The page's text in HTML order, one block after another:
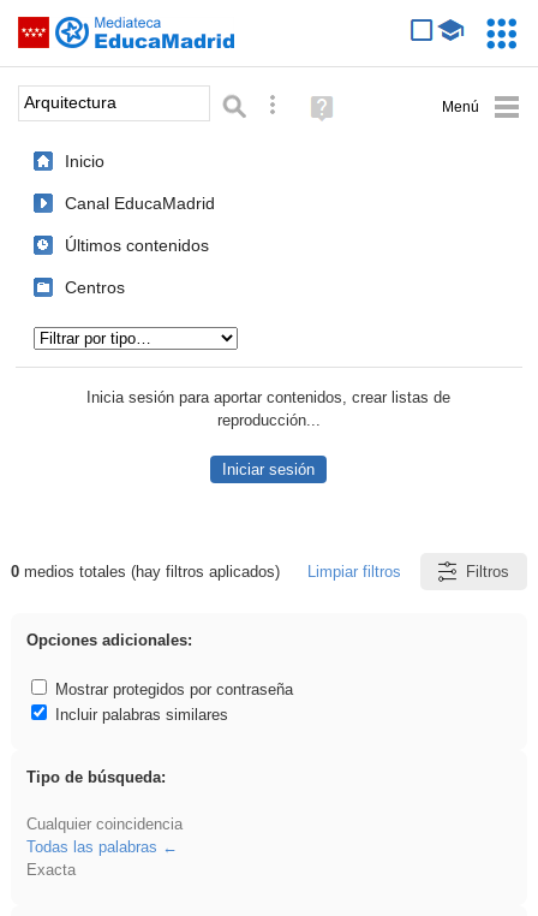
Saltar navegación
Palabra o frase: Búsqueda avanzada
Ayuda
(en
Inicio
Canal EducaMadrid
Últimos contenidos
Centros
Inicia sesión para aportar contenidos, crear listas de
reproducción...
Iniciar sesión
Resultados de: Arquitectura
0medios totales (hay filtros aplicados) Limpiar filtros Filtros
Opciones adicionales:
Mostrar protegidos por contraseña
Incluir palabras similares
Tipo de búsqueda:
Cualquier coincidencia
Todas las palabras
Exacta